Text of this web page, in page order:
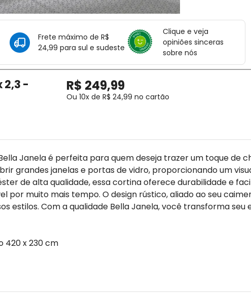
Frete máximo de R$
24,99 para sul e sudeste
Clique e veja
opiniões sinceras
sobre nós
2,3 - R$ 249,99
Ou10x deR$ 24,99 no cartão
Bella Janela é perfeita para quem deseja trazer um toque
grandes janelas e portas de vidro, proporcionando um
de alta qualidade, essa cortina oferece durabilidade e
por muito mais tempo. O design rústico, aliado ao seu
estilos. Com a qualidade Bella Janela, você transforma
420 x 230 cm